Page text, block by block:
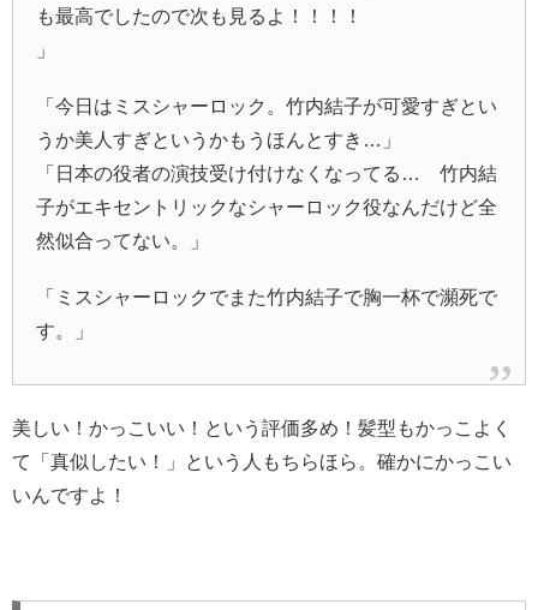
も最高でしたので次も見るよ！！！！
」
「今日はミスシャーロック。竹内結子が可愛すぎとい
うか美人すぎというかもうほんとすき…」
「日本の役者の演技受け付けなくなってる… 竹内結
子がエキセントリックなシャーロック役なんだけど全
然似合ってない。」
「ミスシャーロックでまた竹内結子で胸一杯で瀕死で
す。」
美しい！かっこいい！という評価多め！髪型もかっこよく
て「真似したい！」という人もちらほら。確かにかっこい
いんですよ！